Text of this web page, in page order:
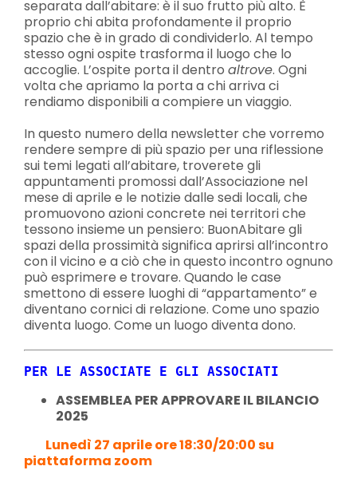
separata dall’abitare: è il suo frutto più alto. È
proprio chi abita profondamente il proprio
spazio che è in grado di condividerlo. Al tempo
stesso ogni ospite trasforma il luogo che lo
accoglie. L’ospite porta il dentro altrove. Ogni
volta che apriamo la porta a chi arriva ci
rendiamo disponibili a compiere un viaggio.
In questo numero della newsletter che vorremo
rendere sempre di più spazio per una riflessione
sui temi legati all’abitare, troverete gli
appuntamenti promossi dall’Associazione nel
mese di aprile e le notizie dalle sedi locali, che
promuovono azioni concrete nei territori che
tessono insieme un pensiero: BuonAbitare gli
spazi della prossimità significa aprirsi all’incontro
con il vicino e a ciò che in questo incontro ognuno
può esprimere e trovare. Quando le case
smettono di essere luoghi di “appartamento” e
diventano cornici di relazione. Come uno spazio
diventa luogo. Come un luogo diventa dono.
PER LE ASSOCIATE E GLI ASSOCIATI
ASSEMBLEA PER APPROVARE IL BILANCIO
2025
Lunedì 27 aprile ore 18:30/20:00 su
piattaforma zoom